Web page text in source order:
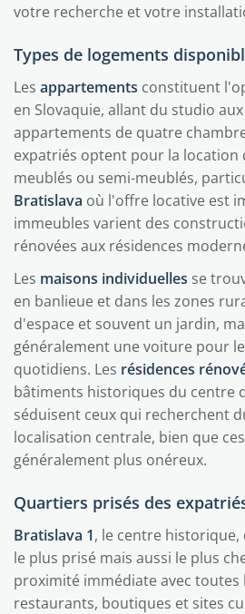
votre recherche et votre
Types de logements
Les appartements constituent
en Slovaquie, allant du studio
appartements de quatre
expatriés optent pour la location
meublés ou semi-meublés,
Bratislava où l'offre locative est
immeubles varient des
rénovées aux résidences
Les maisons individuelles se
en banlieue et dans les zones
d'espace et souvent un jardin,
généralement une voiture pour
quotidiens. Les résidences
bâtiments historiques du centre
séduisent ceux qui recherchent
localisation centrale, bien que
généralement plus onéreux.
Quartiers prisés des
Bratislava 1, le centre
le plus prisé mais aussi le plus
proximité immédiate avec toutes
restaurants, boutiques et sites